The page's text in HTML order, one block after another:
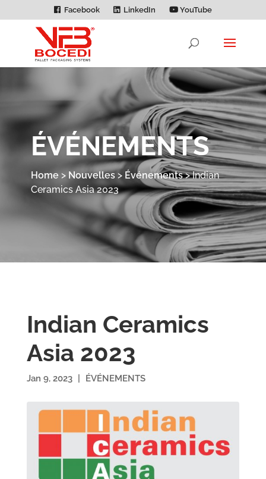
Facebook LinkedIn YouTube
ÉVÉNEMENTS
Home> Nouvelles> Événements>Indian
Ceramics Asia 2023
Indian Ceramics
Asia 2023
Jan 9, 2023 ÉVÉNEMENTS